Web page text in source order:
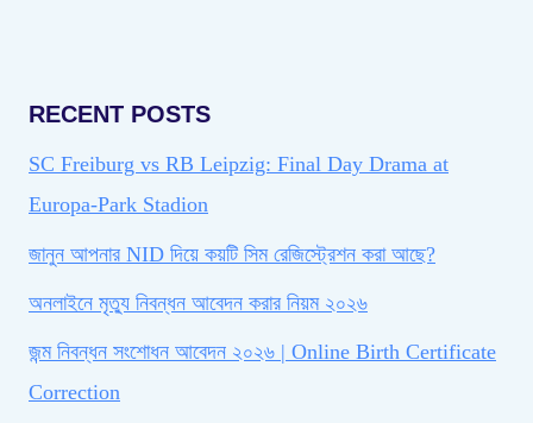
RECENT POSTS
SC Freiburg vs RB Leipzig: Final Day Drama at
Europa-Park Stadion
জানুন আপনার NID দিয়ে কয়টি সিম রেজিস্ট্রেশন করা আছে?
অনলাইনে মৃত্যু নিবন্ধন আবেদন করার নিয়ম ২০২৬
জন্ম নিবন্ধন সংশোধন আবেদন ২০২৬ | Online Birth Certificate
Correction